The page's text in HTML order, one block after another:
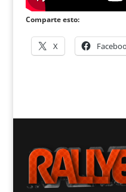
Comparte esto:
X